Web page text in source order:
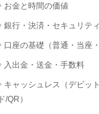
お金と時間の価値
銀行・決済・セキュリティ
口座の基礎（普通・当座
入出金・送金・手数料
キャッシュレス（デビッ
ド/QR）